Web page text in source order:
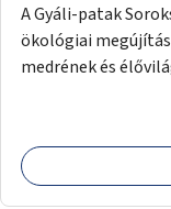
A Gyáli-patak
ökológiai
medrének és